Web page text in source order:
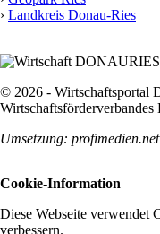
› Landkreis Donau-Ries
© 2026 - Wirtschaftsportal
Umsetzung: profimedien.net
Cookie-Information
Diese Webseite verwendet
verbessern.